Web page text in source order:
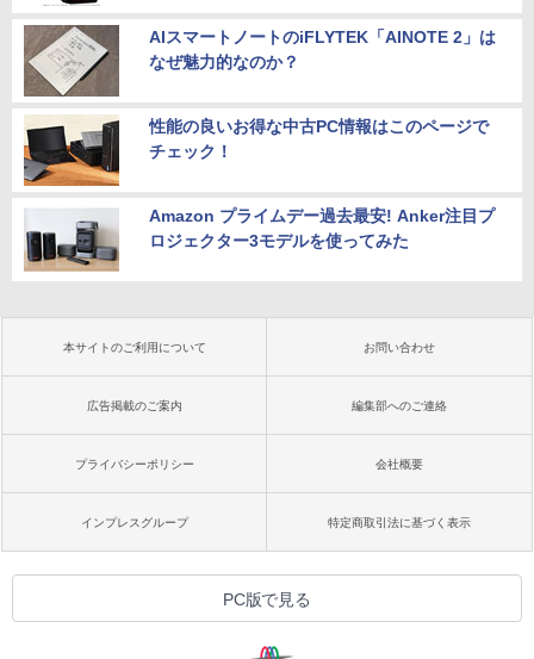
AIスマートノートのiFLYTEK「AINOTE 2」は
なぜ魅力的なのか？
性能の良いお得な中古PC情報はこのページで
チェック！
Amazon プライムデー過去最安! Anker注目プ
ロジェクター3モデルを使ってみた
本サイトのご利用について お問い合わせ
広告掲載のご案内 編集部へのご連絡
プライバシーポリシー 会社概要
インプレスグループ 特定商取引法に基づく表示
PC版で見る